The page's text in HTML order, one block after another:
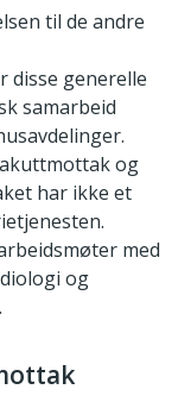
til de andre
disse generelle
samarbeid
og
har ikke et
med
og